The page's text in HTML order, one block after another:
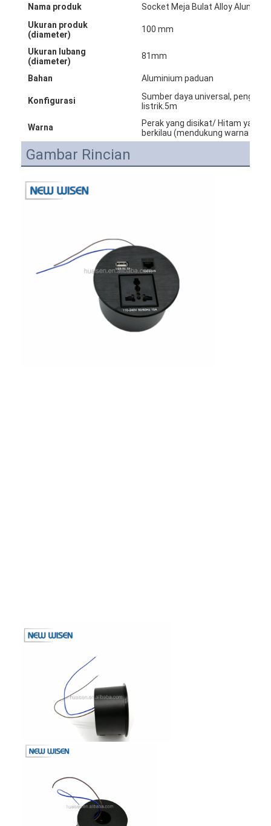
Tentang kita
Kotak Soket Meja Konferensi
Socket Pop Up Hidraulik
Soket geser
Outlet Listrik Meja
Soket Jalur
Tabel Mount Power Strip
Outlet Meja yang Terkubur
Nama produk
Socket Meja Bulat Alloy
Ukuran produk
(diameter)
100 mm
Ukuran lubang
(diameter)
81mm
Bahan Aluminium paduan
Konfigurasi
Sumber daya universal, pengisi
listrik.5m
Warna
Perak yang disikat/ Hitam yang
berkilau (mendukung warna
Gambar Rincian